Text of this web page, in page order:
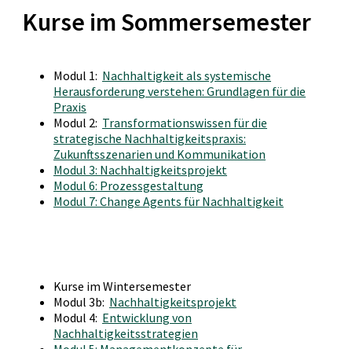
Kurse im Sommersemester
Modul 1: Nachhaltigkeit als systemische
Herausforderung verstehen: Grundlagen für die
Praxis
Modul 2: Transformationswissen für die
strategische Nachhaltigkeitspraxis:
Zukunftsszenarien und Kommunikation
Modul 3: Nachhaltigkeitsprojekt
Modul 6: Prozessgestaltung
Modul 7: Change Agents für Nachhaltigkeit
Kurse im Wintersemester
Modul 3b: Nachhaltigkeitsprojekt
Modul 4: Entwicklung von
Nachhaltigkeitsstrategien